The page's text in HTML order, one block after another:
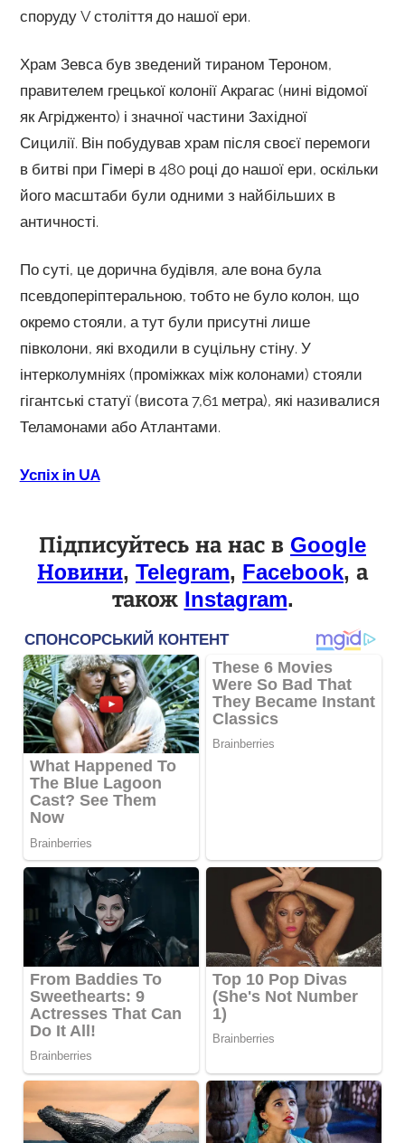
споруду V століття до нашої ери.
Храм Зевса був зведений тираном Тероном,
правителем грецької колонії Акрагас (нині відомої
як Агрідженто) і значної частини Західної
Сицилії. Він побудував храм після своєї перемоги
в битві при Гімері в 480 році до нашої ери, оскільки
його масштаби були одними з найбільших в
античності.
По суті, це дорична будівля, але вона була
псевдоперіптеральною, тобто не було колон, що
окремо стояли, а тут були присутні лише
півколони, які входили в суцільну стіну. У
інтерколумніях (проміжках між колонами) стояли
гігантські статуї (висота 7,61 метра), які називалися
Теламонами або Атлантами.
Успіх in UA
Підписуйтесь на нас в Google
Новини, Telegram, Facebook, а
також Instagram.